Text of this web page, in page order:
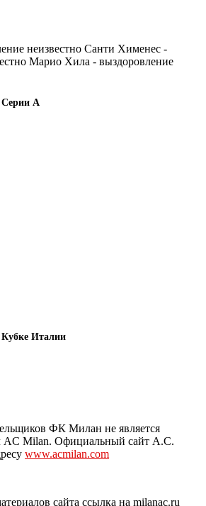
неизвестно Санти Хименес -
Марио Хила - выздоровление
А
Италии
ФК Милан не является
Milan. Официальный сайт A.C.
www.acmilan.com
сайта ссылка на milanac.ru